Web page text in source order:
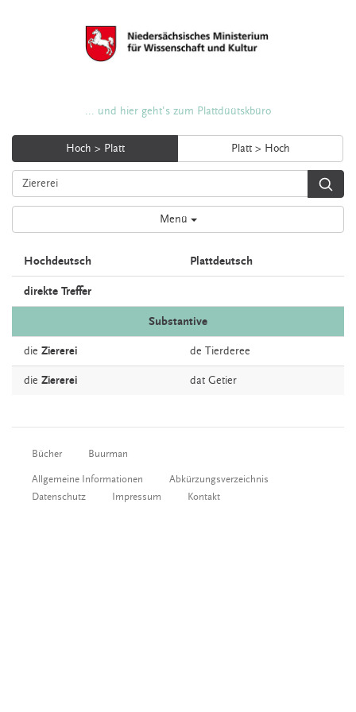
... und hier geht's zum Plattdüütskbüro
Hoch > Platt Platt > Hoch
Menü
Hochdeutsch Plattdeutsch
direkte Treffer
Substantive
die Ziererei de Tierderee
die Ziererei dat Getier
Bücher Buurman
Allgemeine Informationen
Abkürzungsverzeichnis
Datenschutz
Impressum Kontakt